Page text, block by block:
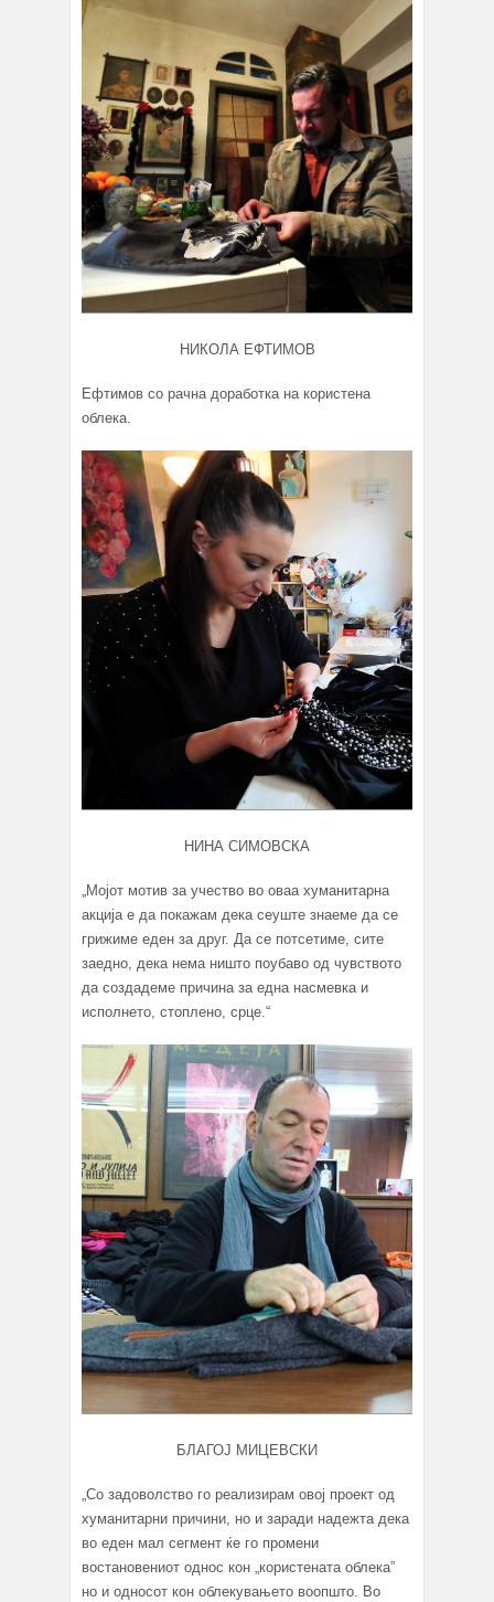
НИКОЛА ЕФТИМОВ
Ефтимов со рачна доработка на користена
облека.
НИНА СИМОВСКА
„Мојот мотив за учество во оваа хуманитарна
акција е да покажам дека сеуште знаеме да се
грижиме еден за друг. Да се потсетиме, сите
заедно, дека нема ништо поубаво од чувството
да создадеме причина за една насмевка и
исполнето, стоплено, срце.“
БЛАГОЈ МИЦЕВСКИ
„Со задоволство го реализирам овој проект од
хуманитарни причини, но и заради надежта дека
во еден мал сегмент ќе го промени
востановениот однос кон „користената облека”
но и односот кон облекувањето воопшто. Во